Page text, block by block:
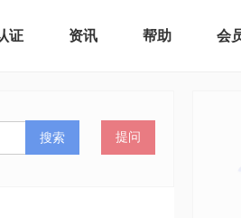
证 资讯 帮助 会
搜索 提问